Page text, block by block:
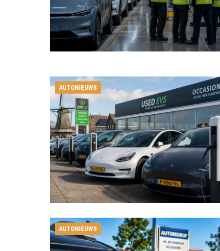
AUTONIEUWS
AUTONIEUWS